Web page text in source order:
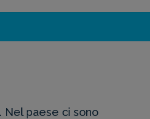
Nel paese ci sono